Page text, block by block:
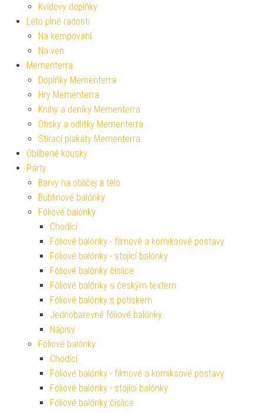
Kvídovy doplňky
Léto plné radosti
Na kempování
Na ven
Mementerra
Doplňky Mementerra
Hry Mementerra
Knihy a deníky Mementerra
Otisky a odlitky Mementerra
Stírací plakáty Mementerra
Oblíbené kousky
Párty
Barvy na obličej a tělo
Bublinové balónky
Fóliové balónky
Chodící
Fóliové balónky - filmové a komiksové postavy
Fóliové balónky - stojící balónky
Fóliové balónky číslice
Fóliové balónky s českým textem
Fóliové balónky s potiskem
Jednobarevné fóliové balónky
Nápisy
Fóliové balónky
Chodící
Fóliové balónky - filmové a komiksové postavy
Fóliové balónky - stojící balónky
Fóliové balónky číslice